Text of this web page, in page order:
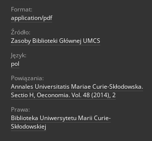
Format:
application/pdf
Źródło:
Zasoby Biblioteki Głównej UMCS
Język:
pol
Powiązania:
Annales Universitatis Mariae Curie-Skłodowska.
Sectio H, Oeconomia. Vol. 48 (2014), 2
Prawa:
Biblioteka Uniwersytetu Marii Curie-
Skłodowskiej